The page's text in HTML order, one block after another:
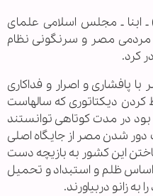
ابنا ـ مجلس اسلامی علمای
مردمی مصر و سرنگونی نظام
کرد.
پافشاری و اصرار و فداکاری
دیکتاتوری که سال‏هاست
در مدت کوتاهی توانستند
دور شدن مصر از جایگاه اصلی
این کشور به بازیچه دست
اساس ظلم و استبداد و تحمیل
زانو دربیاورند.